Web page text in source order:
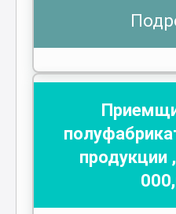
продукции ,
000